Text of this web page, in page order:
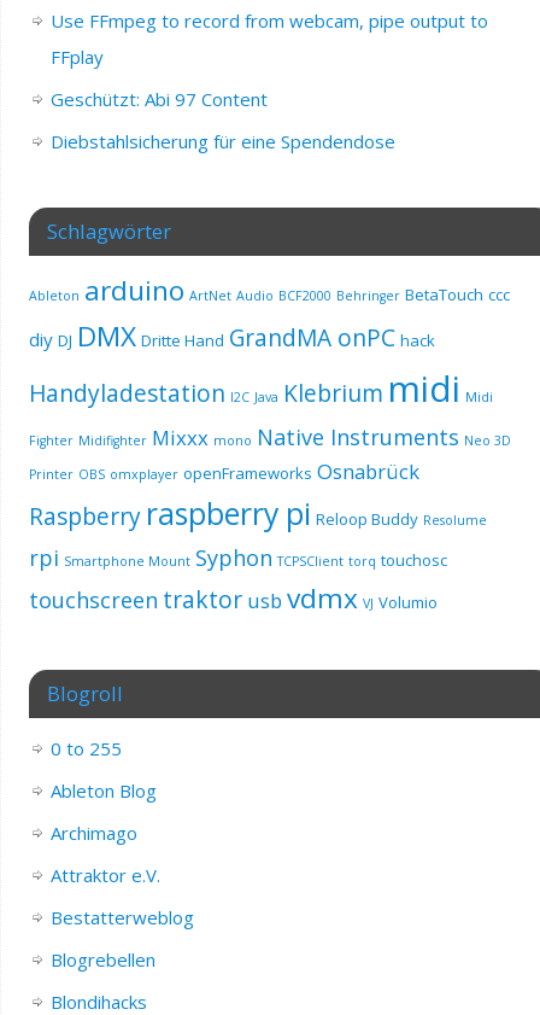
Use FFmpeg to record from webcam, pipe output to
FFplay
Geschützt: Abi 97 Content
Diebstahlsicherung für eine Spendendose
Schlagwörter
Ableton arduino ArtNet Audio BCF2000 Behringer BetaTouch ccc
diy DJ DMX Dritte Hand GrandMA onPC hack
Handyladestation I2C Java Klebrium midi Midi
Fighter Midifighter Mixxx mono Native Instruments Neo 3D
Printer OBS omxplayer openFrameworks Osnabrück
Raspberry raspberry pi Reloop Buddy Resolume
rpi Smartphone Mount Syphon TCPSClient torq touchosc
touchscreen traktor usb vdmx VJ Volumio
Blogroll
0 to 255
Ableton Blog
Archimago
Attraktor e.V.
Bestatterweblog
Blogrebellen
Blondihacks